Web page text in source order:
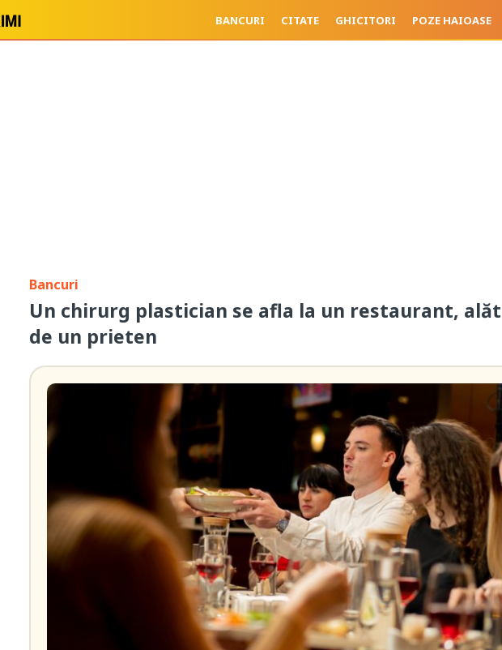
BANCURI CITATE GHICITORI POZE HAIOASE
Bancuri
Un chirurg plastician se afla la un restaurant,
de un prieten